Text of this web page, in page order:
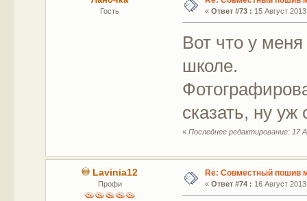
Гость « Ответ #73 : 15 Август
Вот что у
школе.
сказать, ну уж
«Последнее редактирование: 17
Lavinia12
Профи
Re: Совместный пошив
« Ответ #74 : 16 Август